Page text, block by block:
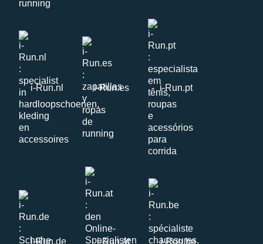
i-Run.nl i-Run.es i-Run.pt
i-Run.de i-Run.at i-Run.be